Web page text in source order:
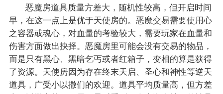
恶魔房道具质量方差大，随机性较高，但开启时间
早，在这一点上是优于天使房的。恶魔交易需要使用心
之容器或魂心，对血量的考验较大，需要玩家在血量和
伤害方面做出抉择。恶魔房里可能会没有交易的物品，
而是只有黑心、黑暗乞丐或者红箱子，变相的算是获得
了资源。天使房因为存在终末天启、圣心和神性等逆天
道具，广受小以撒们的欢迎。道具平均质量高，但方差